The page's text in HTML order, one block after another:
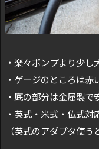
・楽々ポンプより少
・ゲージのところは
・底の部分は金属製で
・英式・米式・仏式
（英式のアダプタ使